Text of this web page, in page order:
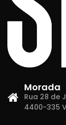
Morada
Rua 28 de
4400-335